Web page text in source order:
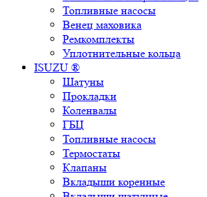
Топливные насосы
Венец маховика
Ремкомплекты
Уплотнительные кольца
ISUZU ®
Шатуны
Прокладки
Коленвалы
ГБЦ
Топливные насосы
Термостаты
Клапаны
Вкладыши коренные